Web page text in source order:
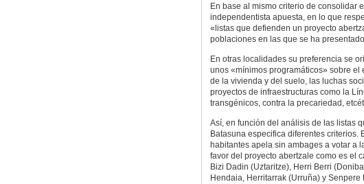
En base al mismo criterio de consolidar
independentista apuesta, en lo que
«listas que defienden un proyecto
poblaciones en las que se ha
En otras localidades su preferencia se
unos «mínimos programáticos» sobre
de la vivienda y del suelo, las luchas
proyectos de infraestructuras como la
transgénicos, contra la precariedad,
Así, en función del análisis de las listas
Batasuna especifica diferentes criterios.
habitantes apela sin ambages a votar a
favor del proyecto abertzale como es el
Bizi Dadin (Uztaritze), Herri Berri
Hendaia, Herritarrak (Urruña) y Senpere